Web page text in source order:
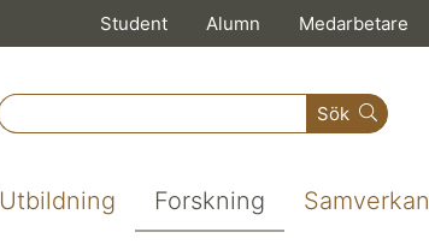
Student Alumn Medarbetare
Sök
Utbildning Forskning Samverkan